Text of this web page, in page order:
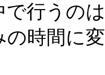
で行うの
の時間に